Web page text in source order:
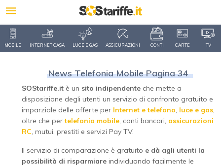
MOBILE INTERNET CASA LUCE E GAS ASSICURAZIONI CONTI CARTE TV
News Telefonia Mobile Pagina 34
SOStariffe.it è un sito indipendente che mette a
disposizione degli utenti un servizio di confronto gratuito e
imparziale delle offerte per Internet e telefono, luce e gas,
oltre che pertelefonia mobile, conti bancari, assicurazioni
RC, mutui, prestiti e servizi Pay TV.
Il servizio di comparazione è gratuito e dà agli utenti la
possibilità di risparmiare individuando facilmente le